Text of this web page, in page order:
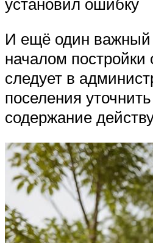
И ещё один важный
началом постройки
следует в
поселения
содержание